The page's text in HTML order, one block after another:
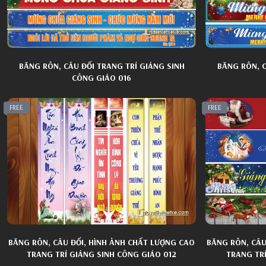
Áo Sơ Mi
Áo Dài Phụ
Áo Dài
Áo Dài
Ảnh Thẻ
Ghép Trẻ Em
Khung Ảnh
Sơ Đồ Phác
Cửa Hàng Tổng Hợp
Hộp Đèn
Bảng Hiệu
Nội Thất Gia Dụng
Ôtô Xe Máy
Kết Nạp Đảng
An Toàn Giao Thông
Bảo Hiểm Y Tế Hiến Máu
BĂNG RÔN, CÂU ĐỐI TRANG TRÍ GIÁNG SINH
CÔNG GIÁO 016
BĂNG RÔN,
FREE
BĂNG RÔN, CÂU ĐỐI, HÌNH ẢNH CHẤT LƯỢNG CAO
TRANG TRÍ GIÁNG SINH CÔNG GIÁO 012
FREE
BĂNG RÔN,
TRANG